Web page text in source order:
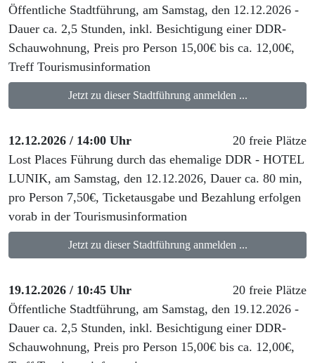
Öffentliche Stadtführung, am Samstag, den 12.12.2026 -
Dauer ca. 2,5 Stunden, inkl. Besichtigung einer DDR-
Schauwohnung, Preis pro Person 15,00€ bis ca. 12,00€,
Treff Tourismusinformation
Jetzt zu dieser Stadtführung anmelden ...
12.12.2026 / 14:00 Uhr
20 freie Plätze
Lost Places Führung durch das ehemalige DDR - HOTEL
LUNIK, am Samstag, den 12.12.2026, Dauer ca. 80 min,
pro Person 7,50€, Ticketausgabe und Bezahlung erfolgen
vorab in der Tourismusinformation
Jetzt zu dieser Stadtführung anmelden ...
19.12.2026 / 10:45 Uhr
20 freie Plätze
Öffentliche Stadtführung, am Samstag, den 19.12.2026 -
Dauer ca. 2,5 Stunden, inkl. Besichtigung einer DDR-
Schauwohnung, Preis pro Person 15,00€ bis ca. 12,00€,